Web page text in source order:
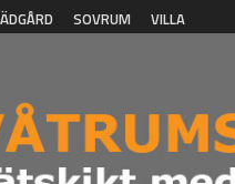
SOVRUM VILLA